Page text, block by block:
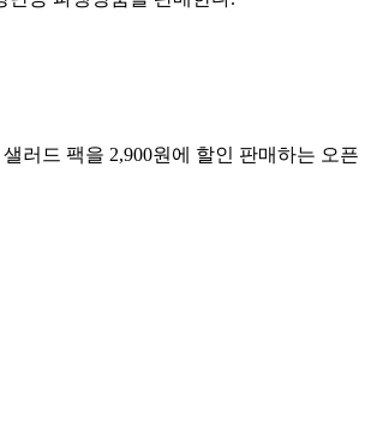
러드 팩을 2,900원에 할인 판매하는 오픈